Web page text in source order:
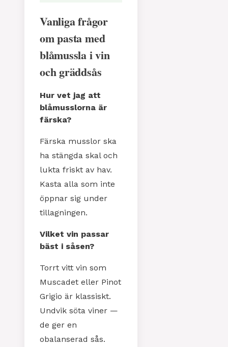
Vanliga frågor
om pasta med
blåmussla i vin
och gräddsås
Hur vet jag att
blåmusslorna är
färska?
Färska musslor ska
ha stängda skal och
lukta friskt av hav.
Kasta alla som inte
öppnar sig under
tillagningen.
Vilket vin passar
bäst i såsen?
Torrt vitt vin som
Muscadet eller Pinot
Grigio är klassiskt.
Undvik söta viner —
de ger en
obalanserad sås.